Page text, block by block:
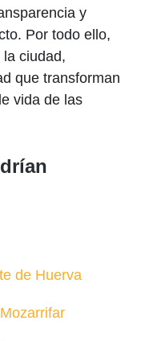
y
Por todo ello,
ciudad,
que transforman
vida de las
de Huerva